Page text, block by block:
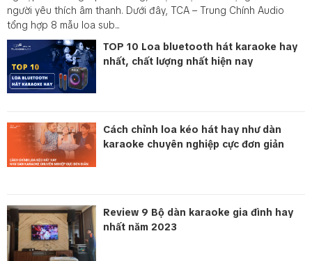
người yêu thích âm thanh. Dưới đây, TCA – Trung Chính Audio
tổng hợp 8 mẫu loa sub...
TOP 10 Loa bluetooth hát karaoke hay
nhất, chất lượng nhất hiện nay
Cách chỉnh loa kéo hát hay như dàn
karaoke chuyên nghiệp cực đơn giản
Review 9 Bộ dàn karaoke gia đình hay
nhất năm 2023